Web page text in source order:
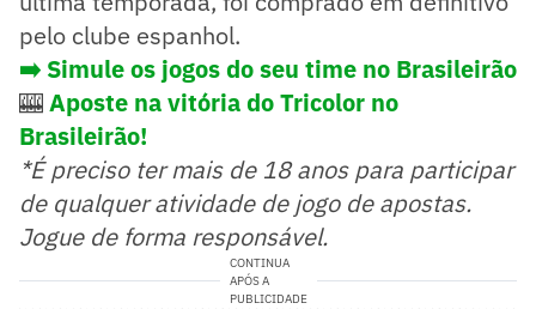
pelo clube espanhol.
➡️ Simule os jogos do seu time no Brasileirão
🎰Aposte na vitória do Tricolor no
Brasileirão!
*É preciso ter mais de 18 anos para participar
de qualquer atividade de jogo de apostas.
Jogue de forma responsável.
CONTINUA
APÓS A
PUBLICIDADE